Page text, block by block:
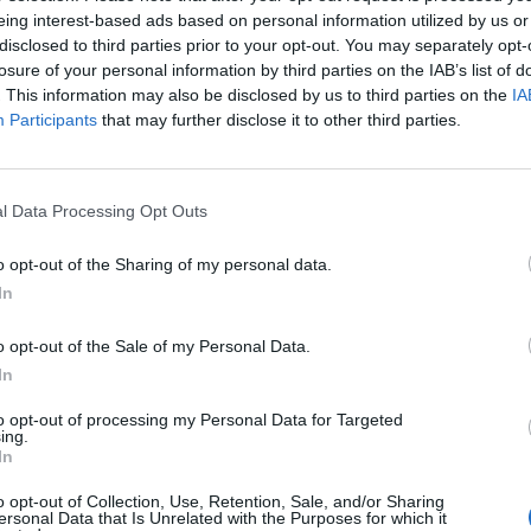
interest-based ads based on personal information utilized by us
to third parties prior to your opt-out. You may separately
of your personal information by third parties on the IAB’s list of
This information may also be disclosed by us to third parties on the
Participants that may further disclose it to other third parties.
Data Processing Opt Outs
opt-out of the Sharing of my personal data.
opt-out of the Sale of my Personal Data.
opt-out of processing my Personal Data for Targeted
opt-out of Collection, Use, Retention, Sale, and/or Sharing
Data that Is Unrelated with the Purposes for which it
Közgyűlés tagja jelentette be, hogy átment a
óbudai K-híd felújítása.
sikere esetén a Sziget fesztivál után indulhat meg. A
javaslatunkra gondoskodott a Közgyűlés – emelte ki. A
jóval többet kellene költeni az úthálózat...
portfolio.hu hírarchívumához tartozik, melynek olvasása
tartalmazza:
cikkarchívum
elmúlt 2 év napon belüli